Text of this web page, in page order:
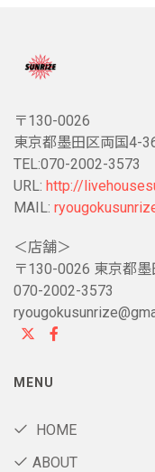
〒130-0026
東京都墨田区両国4-
TEL:070-2002-3573
URL: http://
MAIL:
＜店舗＞
〒130-0026 東京都
070-2002-3573
MENU
HOME
ABOUT